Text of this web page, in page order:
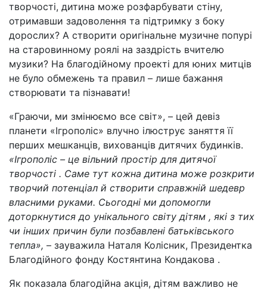
творчості, дитина може розфарбувати стіну,
отримавши задоволення та підтримку з боку
дорослих? А створити оригінальне музичне попурі
на старовинному роялі на заздрість вчителю
музики? На благодійному проекті для юних митців
не було обмежень та правил – лише бажання
створювати та пізнавати!
«Граючи, ми змінюємо все світ», – цей девіз
планети «Ігрополіс» влучно ілюструє заняття її
перших мешканців, вихованців дитячих будинків.
«Ігрополіс – це вільний простір для дитячої
творчості . Саме тут кожна дитина може розкрити
творчий потенціал й створити справжній шедевр
власними руками. Сьогодні ми допомогли
доторкнутися до унікального світу дітям , які з тих
чи інших причин були позбавлені батьківського
тепла», – зауважила Наталя Колісник, Президентка
Благодійного фонду Костянтина Кондакова .
Як показала благодійна акція, дітям важливо не